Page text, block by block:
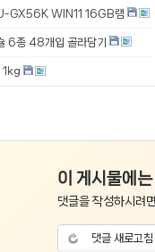
GX56K WIN11 16GB램
6종 48개입 골라담기
1kg
이 게시물에
댓글을 작성하시려면
댓글 새로고침